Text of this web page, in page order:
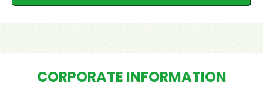
CORPORATE INFORMATION